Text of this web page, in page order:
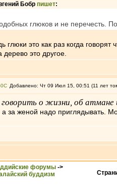
Бобр пишет:
глюков и не перечесть.
глюки это как раз когда
дерево это другое.
Добавлено: Чт 09 Июл 15, 00:51 (11 лет
говорить о жизни, об
за женой надо приглядывать.
форумы ->
буддизм